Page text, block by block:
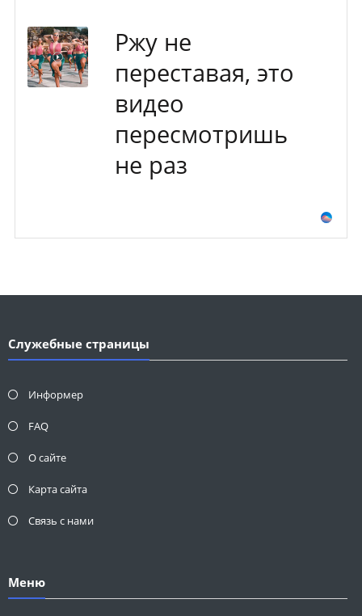
Ржу не
переставая, это
видео
пересмотришь
не раз
Служебные страницы
Информер
FAQ
О сайте
Карта сайта
Связь с нами
Меню